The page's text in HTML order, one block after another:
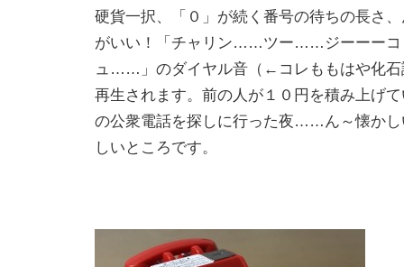
硬貨一択、「０」が続く番号の待ちの長さ
がいい！「チャリン……ツー……ジーーーコ
ュ……」のダイヤル音（←コレももはや化石
再生されます。前の人が１０円を積み上げ
の公衆電話を探しに行った夜……ん～懐かし
しいところです。